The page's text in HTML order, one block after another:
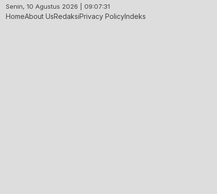
Skip
to
Senin, 10 Agustus 2026 | 09:07:32
HomeAbout UsRedaksiPrivacy PolicyIndeks